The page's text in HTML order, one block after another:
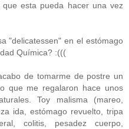
esta pueda hacer una vez
"delicatessen" en el estómago
Química? :(((
de tomarme de postre un
que me regalaron hace unos
Toy malisma (mareo,
ida, estómago revuelto, tripa
colitis, pesadez cuerpo,